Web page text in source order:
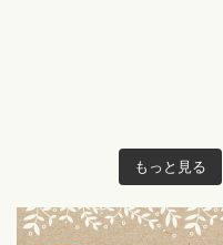
もっと見る